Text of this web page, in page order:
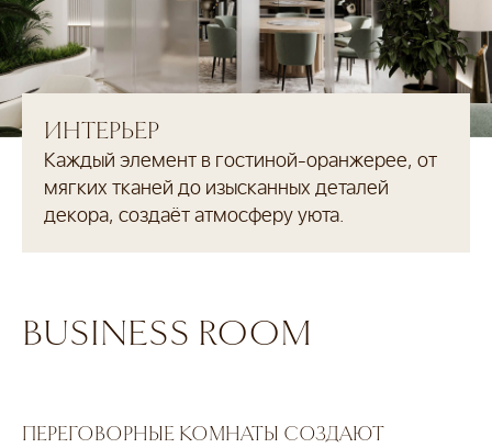
ИНТЕРЬЕР
Каждый элемент в гостиной-оранжерее, от
мягких тканей до изысканных деталей
декора, создаёт атмосферу уюта.
BUSINESS ROOM
ПЕРЕГОВОРНЫЕ КОМНАТЫ СОЗДАЮТ
Отправить